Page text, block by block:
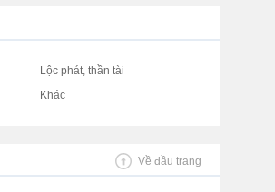
Lộc phát, thần tài
Khác
Về đầu trang